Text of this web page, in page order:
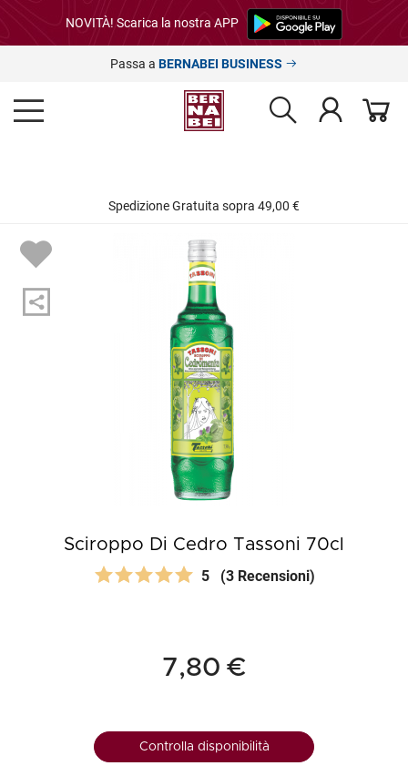
NOVITÀ! Scarica la nostra APP
Passa a BERNABEI BUSINESS
Spedizione Gratuita sopra 49,00 €
Sciroppo Di Cedro Tassoni 70cl
5 (3 Recensioni)
7,80 €
Controlla disponibilità